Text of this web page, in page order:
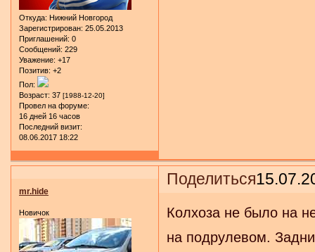
Откуда: Нижний Новгород
Зарегистрирован: 25.05.2013
Приглашений: 0
Сообщений: 229
Уважение: +17
Позитив: +2
Пол:
Возраст: 37 [1988-12-20]
Провел на форуме:
16 дней 16 часов
Последний визит:
08.06.2017 18:22
Поделиться
mr.hide
Новичок
Колхоза не было на
на подрулевом.